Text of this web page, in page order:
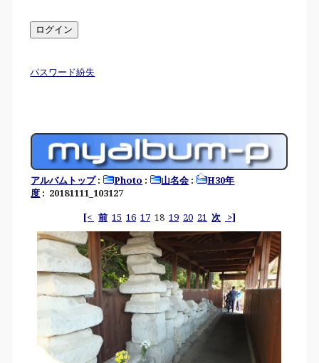
パスワード紛失
アルバムトップ: Photo : 山名会 :
H30年
度 : 20181111_103127
[< 前 15 16 17 18 19 20 21 次 >]